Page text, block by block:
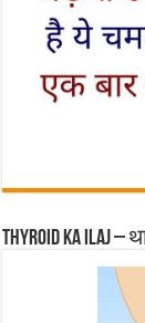
Thyroid ka ilaj –